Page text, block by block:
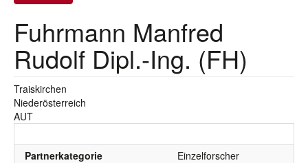
Fuhrmann Manfred
Rudolf Dipl.-Ing. (FH)
Traiskirchen
Niederösterreich
AUT
Partnerkategorie Einzelforscher